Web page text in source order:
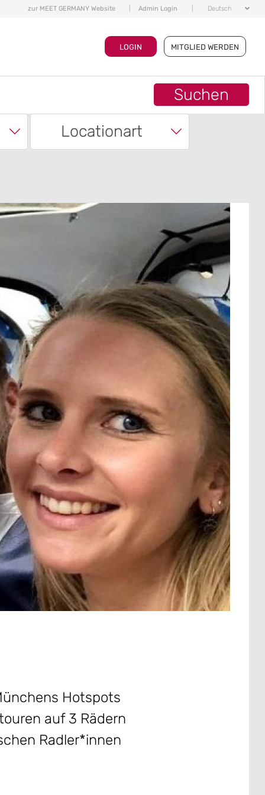
zur MEET GERMANY Website Admin Login Deutsch
LOGIN MITGLIED WERDEN
Suchen
Locationart
Hotspots
auf 3 Rädern
Radler*innen